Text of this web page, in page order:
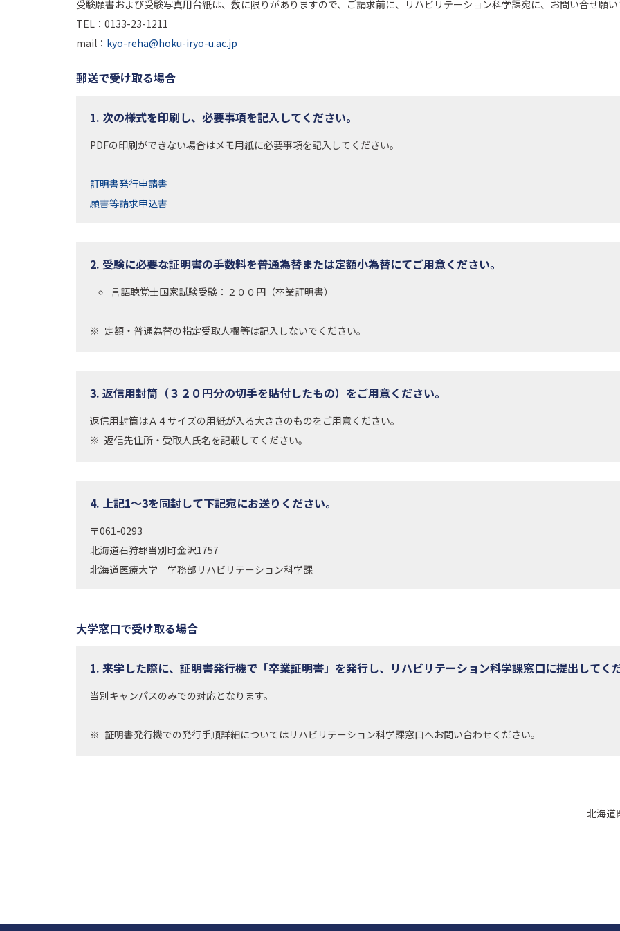
受験願書および受験写真用台紙は、数に限りがありますので、ご請求前に、リハビリテーション科学課宛に、お問い合せ願
TEL：0133-23-1211
mail： kyo-reha@hoku-iryo-u.ac.jp
郵送で受け取る場合
1. 次の様式を印刷し、必要事項を記入してください。
PDFの印刷ができない場合はメモ用紙に必要事項を記入してください。
証明書発行申請書
願書等請求申込書
2. 受験に必要な証明書の手数料を普通為替または定額小為替にてご用意ください。
言語聴覚士国家試験受験：２００円（卒業証明書）
定額・普通為替の指定受取人欄等は記入しないでください。
3. 返信用封筒（３２０円分の切手を貼付したもの）をご用意ください。
返信用封筒はＡ４サイズの用紙が入る大きさのものをご用意ください。
返信先住所・受取人氏名を記載してください。
4. 上記1～3を同封して下記宛にお送りください。
〒061-0293
北海道石狩郡当別町金沢1757
北海道医療大学 学務部リハビリテーション科学課
大学窓口で受け取る場合
1. 来学した際に、証明書発行機で「卒業証明書」を発行し、リハビリテーション科学課窓口に提出してく
当別キャンパスのみでの対応となります。
証明書発行機での発行手順詳細についてはリハビリテーション科学課窓口へお問い合わせください。
北海道